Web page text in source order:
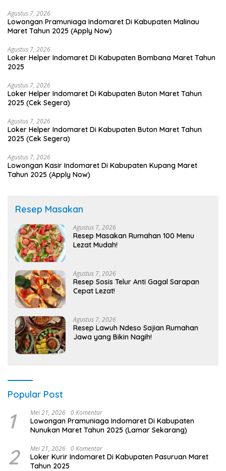
Agustus 7, 2026
Lowongan Pramuniaga Indomaret Di Kabupaten Malinau
Maret Tahun 2025 (Apply Now)
Agustus 7, 2026
Loker Helper Indomaret Di Kabupaten Bombana Maret Tahun
2025
Agustus 7, 2026
Loker Helper Indomaret Di Kabupaten Buton Maret Tahun
2025 (Cek Segera)
Agustus 7, 2026
Loker Helper Indomaret Di Kabupaten Buton Maret Tahun
2025 (Cek Segera)
Agustus 7, 2026
Lowongan Kasir Indomaret Di Kabupaten Kupang Maret
Tahun 2025 (Apply Now)
Resep Masakan
Agustus 7, 2026
Resep Masakan Rumahan 100 Menu
Lezat Mudah!
Agustus 7, 2026
Resep Sosis Telur Anti Gagal Sarapan
Cepat Lezat!
Agustus 7, 2026
Resep Lawuh Ndeso Sajian Rumahan
Jawa yang Bikin Nagih!
Popular Post
1 Mei 21, 2026 0 Komentar
Lowongan Pramuniaga Indomaret Di Kabupaten
Nunukan Maret Tahun 2025 (Lamar Sekarang)
2 Mei 21, 2026 0 Komentar
Loker Kurir Indomaret Di Kabupaten Pasuruan Maret
Tahun 2025